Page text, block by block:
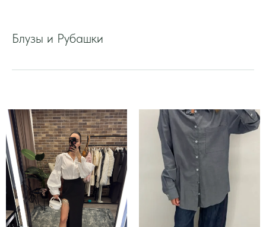
Блузы и Рубашки